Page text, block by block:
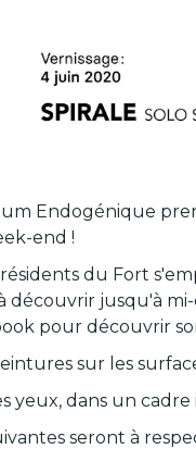
Endogénique
end !
résidents du Fort
découvrir jusqu'à
pour découvrir
sur les
yeux, dans un
seront à